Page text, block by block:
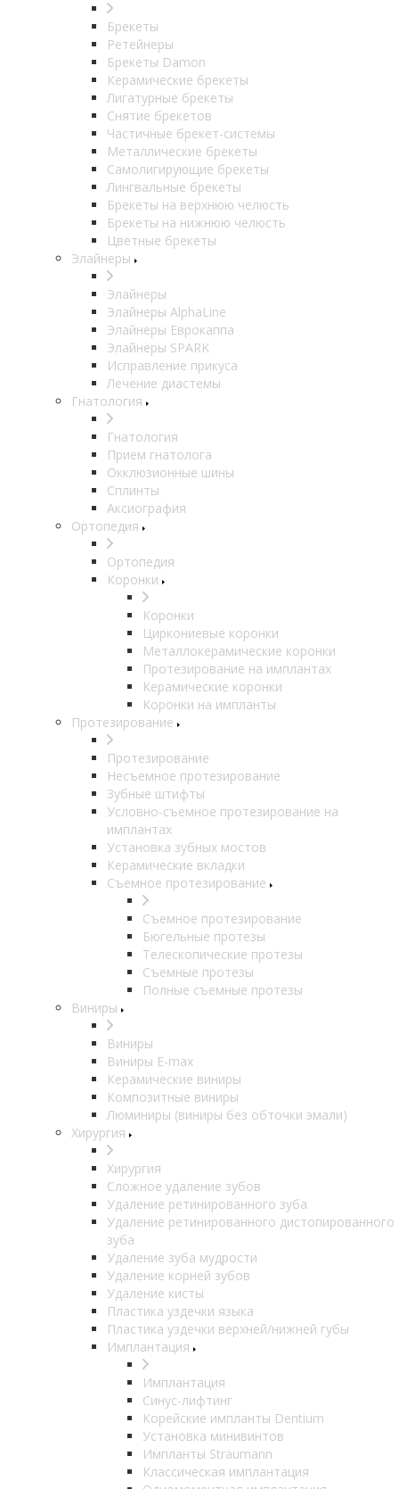
Брекеты
Ретейнеры
Брекеты Damon
Керамические брекеты
Лигатурные брекеты
Снятие брекетов
Частичные брекет-системы
Металлические брекеты
Самолигирующие брекеты
Лингвальные брекеты
Брекеты на верхнюю челюсть
Брекеты на нижнюю челюсть
Цветные брекеты
Элайнеры
Элайнеры
Элайнеры AlphaLine
Элайнеры Еврокаппа
Элайнеры SPARK
Исправление прикуса
Лечение диастемы
Гнатология
Гнатология
Прием гнатолога
Окклюзионные шины
Сплинты
Аксиография
Ортопедия
Ортопедия
Коронки
Коронки
Циркониевые коронки
Металлокерамические коронки
Протезирование на имплантах
Керамические коронки
Коронки на импланты
Протезирование
Протезирование
Несъемное протезирование
Зубные штифты
Условно-съемное протезирование на
имплантах
Установка зубных мостов
Керамические вкладки
Съемное протезирование
Съемное протезирование
Бюгельные протезы
Телескопические протезы
Съемные протезы
Полные съемные протезы
Виниры
Виниры
Виниры E-max
Керамические виниры
Композитные виниры
Люминиры (виниры без обточки эмали)
Хирургия
Хирургия
Сложное удаление зубов
Удаление ретинированного зуба
Удаление ретинированного дистопированного
зуба
Удаление зуба мудрости
Удаление корней зубов
Удаление кисты
Пластика уздечки языка
Пластика уздечки верхней/нижней губы
Имплантация
Имплантация
Синус-лифтинг
Корейские импланты Dentium
Установка минивинтов
Импланты Straumann
Классическая имплантация